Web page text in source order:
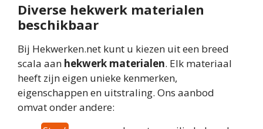
Diverse hekwerk materialen
beschikbaar
Bij Hekwerken.net kunt u kiezen uit een breed
scala aan hekwerk materialen. Elk materiaal
heeft zijn eigen unieke kenmerken,
eigenschappen en uitstraling. Ons aanbod
omvat onder andere: